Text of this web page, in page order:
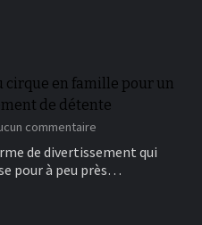
cirque en famille pour un
de détente
commentaire
au
cirque
de divertissement qui
pour à peu près…